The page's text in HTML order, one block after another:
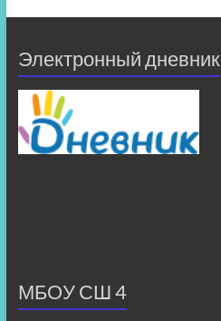
Электронный дневник
МБОУ СШ 4